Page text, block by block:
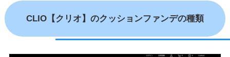
CLIO【クリオ】のクッションファンデの種類